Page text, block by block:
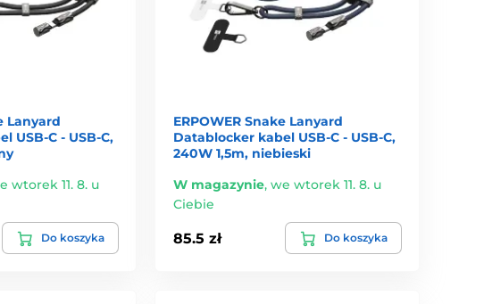
Lanyard
USB-C - USB-C,
wtorek 11. 8. u
Do koszyka
ERPOWER Snake Lanyard
Datablocker kabel USB-C - USB-C,
240W 1,5m, niebieski
W magazynie,we wtorek 11. 8. u
Ciebie
85.5 zł Do koszyka